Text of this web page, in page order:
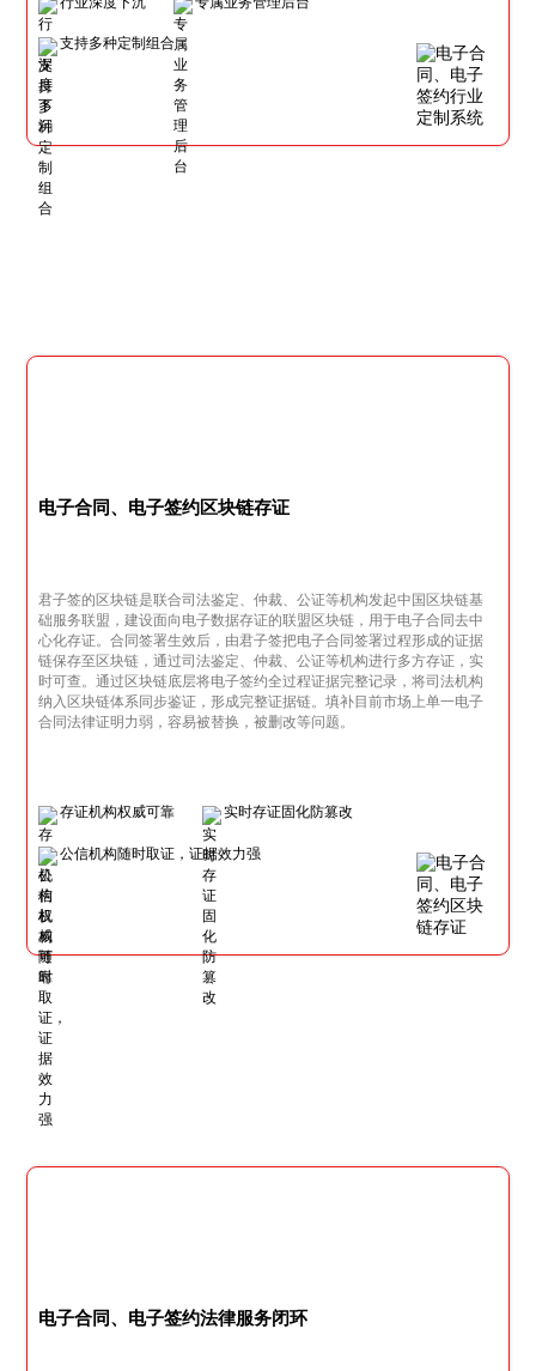
支持多种定制组合
电子合同、电子签约区块链存证
君子签的区块链是联合司法鉴定、仲裁、公证等机构发起中国区块链基
础服务联盟，建设面向电子数据存证的联盟区块链，用于电子合同去中
心化存证。合同签署生效后，由君子签把电子合同签署过程形成的证据
链保存至区块链，通过司法鉴定、仲裁、公证等机构进行多方存证，实
时可查。通过区块链底层将电子签约全过程证据完整记录，将司法机构
纳入区块链体系同步鉴证，形成完整证据链。填补目前市场上单一电子
合同法律证明力弱，容易被替换，被删改等问题。
存证机构权威可靠 实时存证固化防篡改
公信机构随时取证，证据效力强
电子合同、电子签约法律服务闭环